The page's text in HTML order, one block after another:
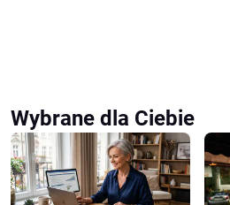
Wybrane dla Ciebie